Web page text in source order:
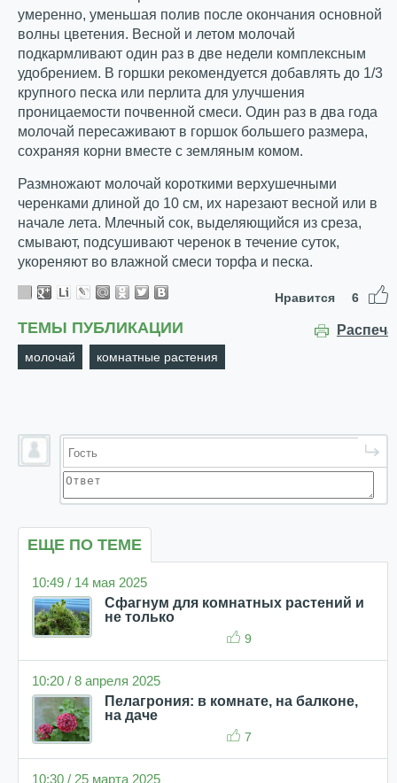
умеренно, уменьшая полив после окончания основной
волны цветения. Весной и летом молочай
подкармливают один раз в две недели комплексным
удобрением. В горшки рекомендуется добавлять до 1/3
крупного песка или перлита для улучшения
проницаемости почвенной смеси. Один раз в два года
молочай пересаживают в горшок большего размера,
сохраняя корни вместе с земляным комом.
Размножают молочай короткими верхушечными
черенками длиной до 10 см, их нарезают весной или в
начале лета. Млечный сок, выделяющийся из среза,
смывают, подсушивают черенок в течение суток,
укореняют во влажной смеси торфа и песка.
Нравится 6
ТЕМЫ ПУБЛИКАЦИИ
молочай комнатные растения
ЕЩЕ ПО ТЕМЕ
10:49 / 14 мая 2025
Сфагнум для комнатных растений и
не только
9
10:20 / 8 апреля 2025
Пелагрония: в комнате, на балконе,
на даче
7
10:30 / 25 марта 2025